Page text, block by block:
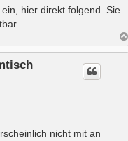
hier direkt folgend. Sie
nicht mit an